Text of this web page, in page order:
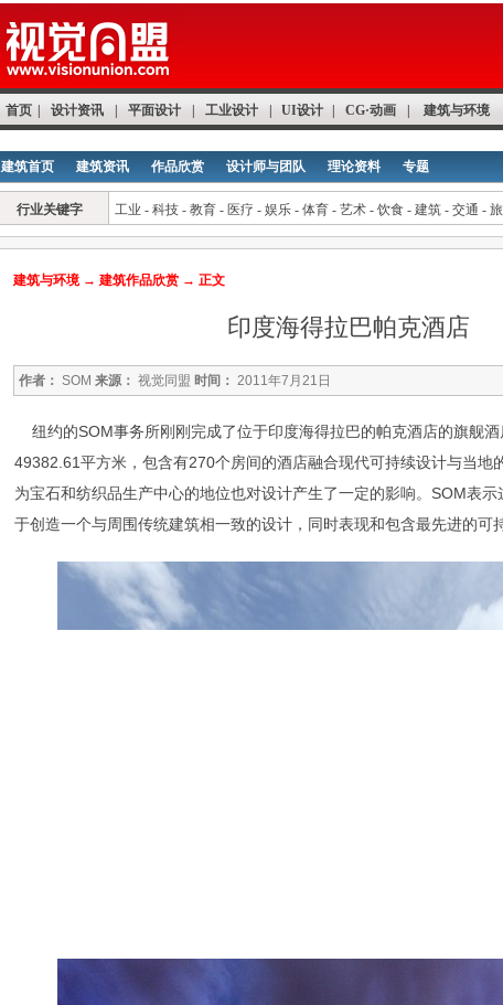
首页 设计资讯 平面设计 工业设计 UI设计 CG·动画 建筑与环境
建筑首页 建筑资讯 作品欣赏 设计师与团队 理论资料 专题
行业关键字 工业 - 科技 - 教育 - 医疗 - 娱乐 - 体育 - 艺术 - 饮食 - 建筑 - 交通 -
建筑与环境→ 建筑作品欣赏 → 正文
印度海得拉巴帕克酒店
作者： SOM 来源： 视觉同盟 时间： 2011年7月21日
纽约的SOM事务所刚刚完成了位于印度海得拉巴的帕克酒店的旗舰酒
49382.61平方米，包含有270个房间的酒店融合现代可持续设计与当地
为宝石和纺织品生产中心的地位也对设计产生了一定的影响。SOM表
于创造一个与周围传统建筑相一致的设计，同时表现和包含最先进的可